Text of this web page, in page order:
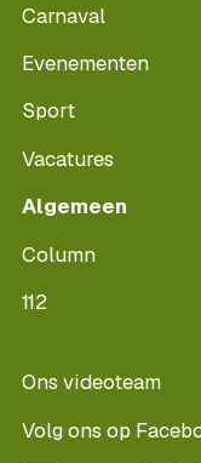
Carnaval
Evenementen
Sport
Vacatures
Algemeen
Column
112
Ons videoteam
Volg ons op